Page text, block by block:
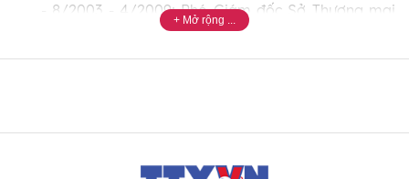
- 8/2003 - 4/2009: Phó Giám đốc Sở Thương mại
và Du lịch, Phó Giám đốc Sở Công thương, Chi cục
trường Chi cục Quản lý thị trường tỉnh Hải Dương.
HĐND huyện Nam Sách; Đại biểu HĐND tỉnh Hải